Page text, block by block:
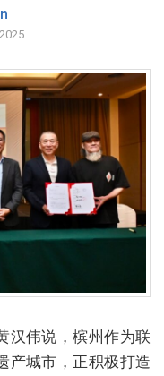
汉伟说，槟州作为联
产城市，正积极打造